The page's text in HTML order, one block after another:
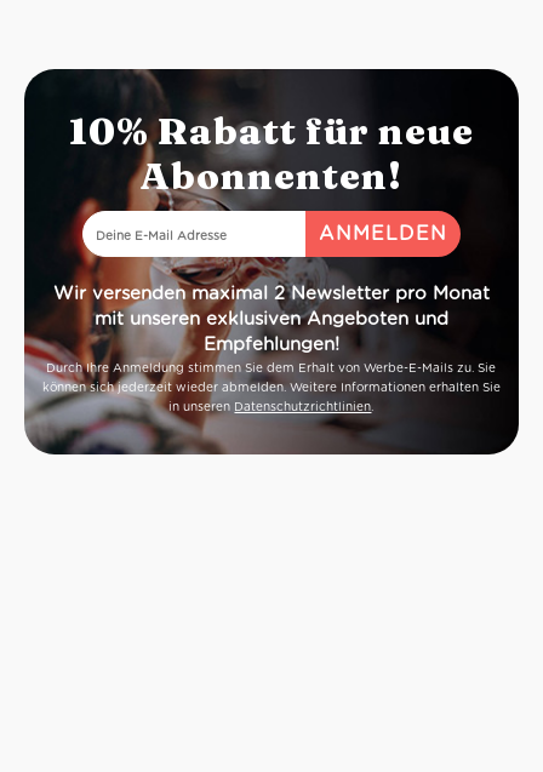
10% Rabatt für neue
Abonnenten!
Wir versenden maximal 2 Newsletter pro Monat
mit unseren exklusiven Angeboten und
Empfehlungen!
Durch Ihre Anmeldung stimmen Sie dem Erhalt von Werbe-E-Mails zu. Sie
können sich jederzeit wieder abmelden. Weitere Informationen erhalten Sie
in unseren Datenschutzrichtlinien